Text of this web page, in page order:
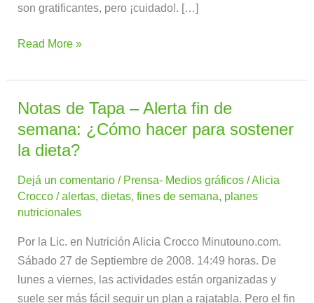
son gratificantes, pero ¡cuidado!. […]
Read More »
Notas de Tapa – Alerta fin de
semana: ¿Cómo hacer para sostener
la dieta?
Dejá un comentario / Prensa- Medios gráficos /Alicia
Crocco/alertas,dietas,fines de semana, planes
nutricionales
Por la Lic. en Nutrición Alicia Crocco Minutouno.com.
Sábado 27 de Septiembre de 2008. 14:49 horas. De
lunes a viernes, las actividades están organizadas y
suele ser más fácil seguir un plan a rajatabla. Pero el fin
Notas
de
Tapa
Alerta
fin
de
semana:
¿Cómo
hacer
para